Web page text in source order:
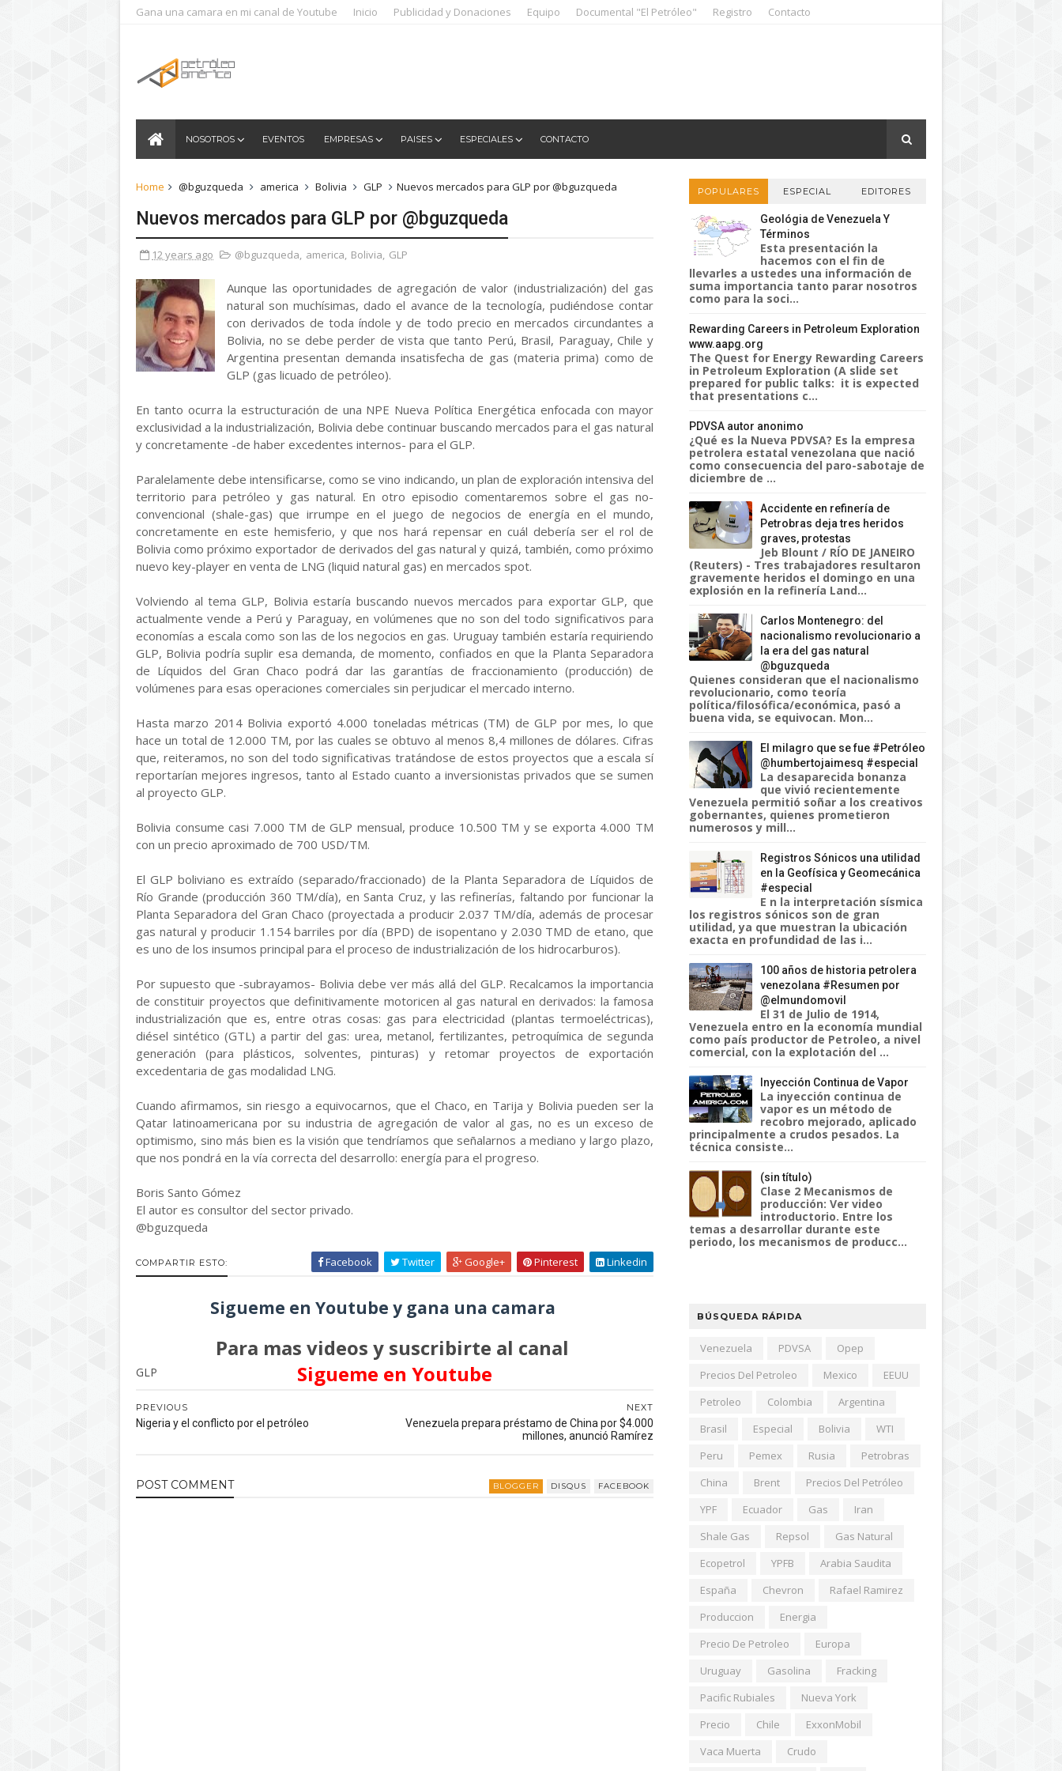
Gana una camara en mi canal de Youtube Inicio Publicidad y Donaciones Equipo Documental "El Petróleo" Registro Contacto
NOSOTROS EVENTOS EMPRESAS PAISES ESPECIALES CONTACTO
Home @bguzqueda america Bolivia GLP Nuevos mercados para GLP por @bguzqueda
Nuevos mercados para GLP por @bguzqueda
12 years ago @bguzqueda, america, Bolivia, GLP
Aunque las oportunidades de agregación de valor (industrialización) del gas
natural son muchísimas, dado el avance de la tecnología, pudiéndose contar
con derivados de toda índole y de todo precio en mercados circundantes a
Bolivia, no se debe perder de vista que tanto Perú, Brasil, Paraguay, Chile y
Argentina presentan demanda insatisfecha de gas (materia prima) como de
GLP (gas licuado de petróleo).
En tanto ocurra la estructuración de una NPE Nueva Política Energética enfocada con mayor
exclusividad a la industrialización, Bolivia debe continuar buscando mercados para el gas natural
y concretamente -de haber excedentes internos- para el GLP.
Paralelamente debe intensificarse, como se vino indicando, un plan de exploración intensiva del
territorio para petróleo y gas natural. En otro episodio comentaremos sobre el gas no-
convencional (shale-gas) que irrumpe en el juego de negocios de energía en el mundo,
concretamente en este hemisferio, y que nos hará repensar en cuál debería ser el rol de
Bolivia como próximo exportador de derivados del gas natural y quizá, también, como próximo
nuevo key-player en venta de LNG (liquid natural gas) en mercados spot.
Volviendo al tema GLP, Bolivia estaría buscando nuevos mercados para exportar GLP, que
actualmente vende a Perú y Paraguay, en volúmenes que no son del todo significativos para
economías a escala como son las de los negocios en gas. Uruguay también estaría requiriendo
GLP, Bolivia podría suplir esa demanda, de momento, confiados en que la Planta Separadora
de Líquidos del Gran Chaco podrá dar las garantías de fraccionamiento (producción) de
volúmenes para esas operaciones comerciales sin perjudicar el mercado interno.
Hasta marzo 2014 Bolivia exportó 4.000 toneladas métricas (TM) de GLP por mes, lo que
hace un total de 12.000 TM, por las cuales se obtuvo al menos 8,4 millones de dólares. Cifras
que, reiteramos, no son del todo significativas tratándose de estos proyectos que a escala sí
reportarían mejores ingresos, tanto al Estado cuanto a inversionistas privados que se sumen
al proyecto GLP.
Bolivia consume casi 7.000 TM de GLP mensual, produce 10.500 TM y se exporta 4.000 TM
con un precio aproximado de 700 USD/TM.
El GLP boliviano es extraído (separado/fraccionado) de la Planta Separadora de Líquidos de
Río Grande (producción 360 TM/día), en Santa Cruz, y las refinerías, faltando por funcionar la
Planta Separadora del Gran Chaco (proyectada a producir 2.037 TM/día, además de procesar
gas natural y producir 1.154 barriles por día (BPD) de isopentano y 2.030 TMD de etano, que
es uno de los insumos principal para el proceso de industrialización de los hidrocarburos).
Por supuesto que -subrayamos- Bolivia debe ver más allá del GLP. Recalcamos la importancia
de constituir proyectos que definitivamente motoricen al gas natural en derivados: la famosa
industrialización que es, entre otras cosas: gas para electricidad (plantas termoeléctricas),
diésel sintético (GTL) a partir del gas: urea, metanol, fertilizantes, petroquímica de segunda
generación (para plásticos, solventes, pinturas) y retomar proyectos de exportación
excedentaria de gas modalidad LNG.
Cuando afirmamos, sin riesgo a equivocarnos, que el Chaco, en Tarija y Bolivia pueden ser la
Qatar latinoamericana por su industria de agregación de valor al gas, no es un exceso de
optimismo, sino más bien es la visión que tendríamos que señalarnos a mediano y largo plazo,
que nos pondrá en la vía correcta del desarrollo: energía para el progreso.
Boris Santo Gómez
El autor es consultor del sector privado.
@bguzqueda
COMPARTIR ESTO: Facebook Twitter Google+ Pinterest Linkedin
Sigueme en Youtube y gana una camara
Para mas videos y suscribirte al canal
Sigueme en Youtube
GLP
NEXT
Venezuela prepara préstamo de China por $4.000
millones, anunció Ramírez
PREVIOUS
Nigeria y el conflicto por el petróleo
POST COMMENT BLOGGER DISQUS FACEBOOK
POPULARES ESPECIAL EDITORES
Geológia de Venezuela Y
Términos
Esta presentación la
hacemos con el fin de
llevarles a ustedes una información de
suma importancia tanto parar nosotros
como para la soci...
Rewarding Careers in Petroleum Exploration
www.aapg.org
The Quest for Energy Rewarding Careers
in Petroleum Exploration (A slide set
prepared for public talks: it is expected
that presentations c...
PDVSA autor anonimo
¿Qué es la Nueva PDVSA? Es la empresa
petrolera estatal venezolana que nació
como consecuencia del paro-sabotaje de
diciembre de ...
Accidente en refinería de
Petrobras deja tres heridos
graves, protestas
Jeb Blount / RÍO DE JANEIRO
(Reuters) - Tres trabajadores resultaron
gravemente heridos el domingo en una
explosión en la refinería Land...
Carlos Montenegro: del
nacionalismo revolucionario a
la era del gas natural
@bguzqueda
Quienes consideran que el nacionalismo
revolucionario, como teoría
política/filosófica/económica, pasó a
buena vida, se equivocan. Mon...
El milagro que se fue #Petróleo
@humbertojaimesq #especial
La desaparecida bonanza
que vivió recientemente
Venezuela permitió soñar a los creativos
gobernantes, quienes prometieron
numerosos y mill...
Registros Sónicos una utilidad
en la Geofísica y Geomecánica
#especial
E n la interpretación sísmica
los registros sónicos son de gran
utilidad, ya que muestran la ubicación
exacta en profundidad de las i...
100 años de historia petrolera
venezolana #Resumen por
@elmundomovil
El 31 de Julio de 1914,
Venezuela entro en la economía mundial
como país productor de Petroleo, a nivel
comercial, con la explotación del ...
Inyección Continua de Vapor
La inyección continua de
vapor es un método de
recobro mejorado, aplicado
principalmente a crudos pesados. La
técnica consiste...
(sin título)
Clase 2 Mecanismos de
producción: Ver video
introductorio. Entre los
temas a desarrollar durante este
periodo, los mecanismos de producc...
BÚSQUEDA RÁPIDA
Venezuela PDVSA
Opep
Precios Del Petroleo
Mexico
EEUU
Petroleo
Colombia
Argentina
Brasil
Especial Bolivia
WTI
Peru
Pemex Rusia
Petrobras
China
Brent
Precios Del Petróleo
YPF
Ecuador Gas
Iran
Shale Gas
Repsol
Gas Natural
Ecopetrol
YPFB
Arabia Saudita
España
Chevron
Rafael Ramirez
Produccion
Energia
Precio De Petroleo
Europa
Uruguay
Gasolina
Fracking
Pacific Rubiales
Nueva York
Precio
Chile
ExxonMobil
Vaca Muerta
Crudo